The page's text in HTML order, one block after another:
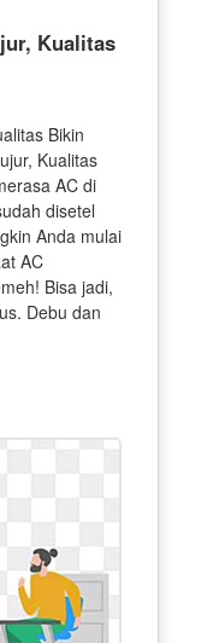
Kualitas
Bikin
Kualitas
AC di
disetel
Anda mulai
AC
Bisa jadi,
Debu dan